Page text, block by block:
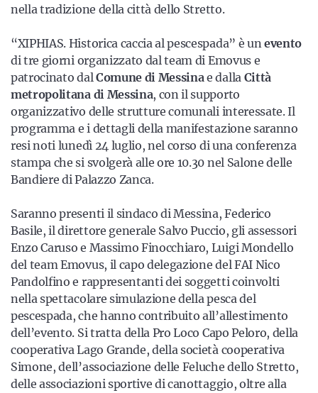
nella tradizione della città dello Stretto.
“XIPHIAS. Historica caccia al pescespada” è unevento
di tre giorni organizzato dal team di Emovus e
patrocinato dalComune di Messinae dalla Città
metropolitana di Messina, con il supporto
organizzativo delle strutture comunali interessate. Il
programma e i dettagli della manifestazione saranno
resi noti lunedì 24 luglio, nel corso di una conferenza
stampa che si svolgerà alle ore 10.30 nel Salone delle
Bandiere di Palazzo Zanca.
Saranno presenti il sindaco di Messina, Federico
Basile, il direttore generale Salvo Puccio, gli assessori
Enzo Caruso e Massimo Finocchiaro, Luigi Mondello
del team Emovus, il capo delegazione del FAI Nico
Pandolfino e rappresentanti dei soggetti coinvolti
nella spettacolare simulazione della pesca del
pescespada, che hanno contribuito all’allestimento
dell’evento. Si tratta della Pro Loco Capo Peloro, della
cooperativa Lago Grande, della società cooperativa
Simone, dell’associazione delle Feluche dello Stretto,
delle associazioni sportive di canottaggio, oltre alla